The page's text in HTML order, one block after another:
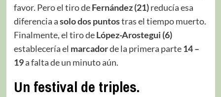
favor. Pero el tiro deFernández (21)reducía esa
diferencia asolo dos puntostras el tiempo muerto.
Finalmente, el tiro deLópez-Arostegui (6)
establecería el marcadorde la primera parte14 –
19a falta de un minuto aún.
Un festival de triples.